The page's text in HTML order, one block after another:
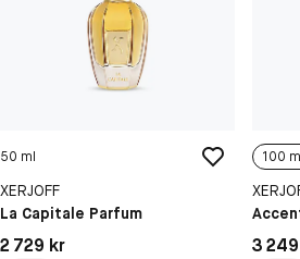
50 ml
XERJOFF
La Capitale Parfum
Pris: 2 729 kr
2 729 kr
100
Pris: 3
3